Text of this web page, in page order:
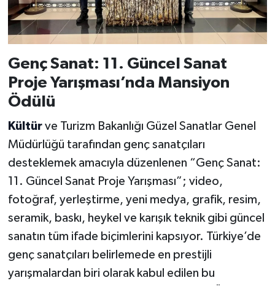
Genç Sanat: 11. Güncel Sanat
Proje Yarışması’nda Mansiyon
Ödülü
Kültür ve Turizm Bakanlığı Güzel Sanatlar Genel
Müdürlüğü tarafından genç sanatçıları
desteklemek amacıyla düzenlenen “Genç Sanat:
11. Güncel Sanat Proje Yarışması”; video,
fotoğraf, yerleştirme, yeni medya, grafik, resim,
seramik, baskı, heykel ve karışık teknik gibi güncel
sanatın tüm ifade biçimlerini kapsıyor. Türkiye’de
genç sanatçıları belirlemede en prestijli
yarışmalardan biri olarak kabul edilen bu